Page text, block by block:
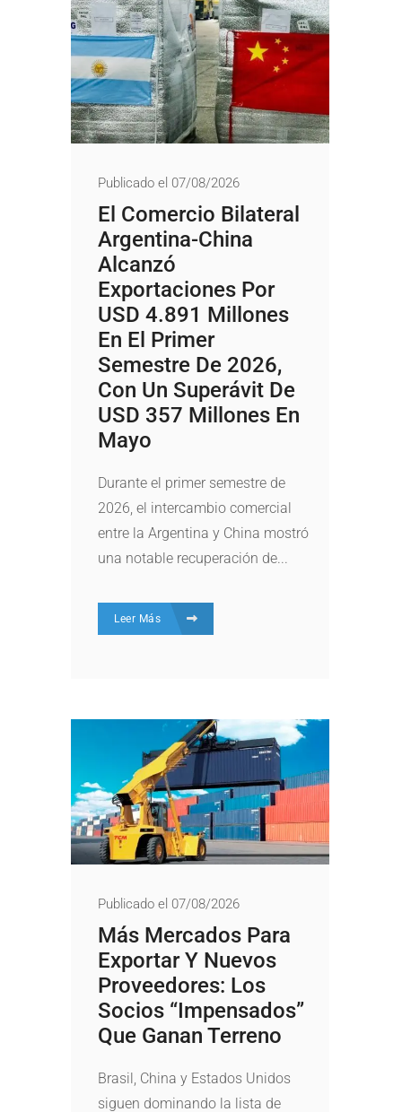
Publicado el 07/08/2026
El Comercio Bilateral
Argentina-China
Alcanzó
Exportaciones Por
USD 4.891 Millones
En El Primer
Semestre De 2026,
Con Un Superávit De
USD 357 Millones En
Mayo
Durante el primer semestre de
2026, el intercambio comercial
entre la Argentina y China mostró
una notable recuperación de...
Leer Más
Publicado el 07/08/2026
Más Mercados Para
Exportar Y Nuevos
Proveedores: Los
Socios “impensados”
Que Ganan Terreno
Brasil, China y Estados Unidos
siguen dominando la lista de